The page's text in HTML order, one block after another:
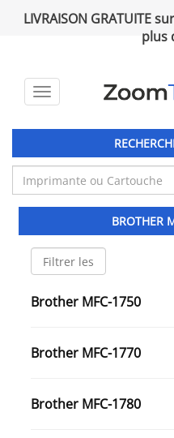
LIVRAISON GRATUITE
plus
Toggle
BROTHER
Brother MFC-1750
Brother MFC-1770
Brother MFC-1780